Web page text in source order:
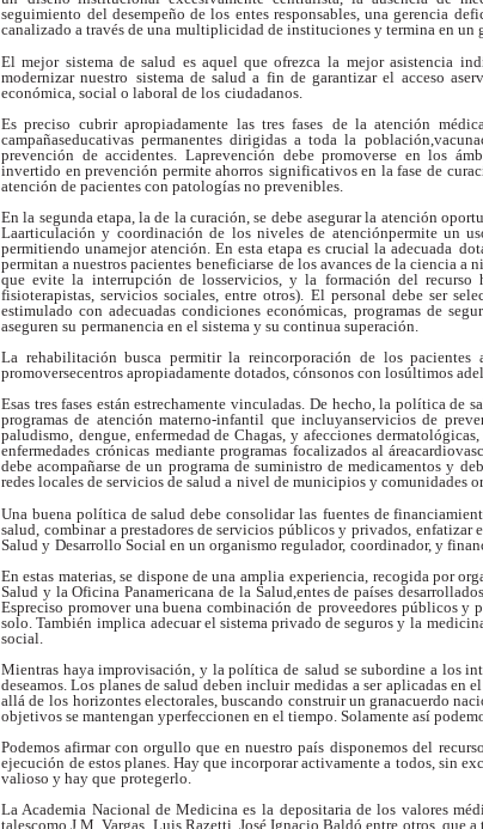
seguimiento del desempeño de los entes responsables, una gerencia
canalizado a través de una multiplicidad de instituciones y termina en un
El mejor sistema de salud es aquel que ofrezca la mejor asistencia
modernizar nuestro sistema de salud a fin de garantizar el acceso
económica, social o laboral de los ciudadanos.
Es preciso cubrir apropiadamente las tres fases de la atención
campañaseducativas permanentes dirigidas a toda la
prevención de accidentes. Laprevención debe promoverse en los
invertido en prevención permite ahorros significativos en la fase de
atención de pacientes con patologías no prevenibles.
En la segunda etapa, la de la curación, se debe asegurar la atención
Laarticulación y coordinación de los niveles de atenciónpermite un
permitiendo unamejor atención. En esta etapa es crucial la adecuada
permitan a nuestros pacientes beneficiarse de los avances de la ciencia a
que evite la interrupción de losservicios, y la formación del recurso
fisioterapistas, servicios sociales, entre otros). El personal debe ser
estimulado con adecuadas condiciones económicas, programas de
aseguren su permanencia en el sistema y su continua superación.
La rehabilitación busca permitir la reincorporación de los
promoversecentros apropiadamente dotados, cónsonos con losúltimos
Esas tres fases están estrechamente vinculadas. De hecho, la política de
programas de atención materno-infantil que incluyanservicios de
paludismo, dengue, enfermedad de Chagas, y afecciones
enfermedades crónicas mediante programas focalizados al
debe acompañarse de un programa de suministro de medicamentos y
redes locales de servicios de salud a nivel de municipios y comunidades
Una buena política de salud debe consolidar las fuentes de
salud, combinar a prestadores de servicios públicos y privados, enfatizar
Salud y Desarrollo Social en un organismo regulador, coordinador, y
En estas materias, se dispone de una amplia experiencia, recogida por
Salud y la Oficina Panamericana de la Salud,entes de países
Espreciso promover una buena combinación de proveedores públicos y
solo. También implica adecuar el sistema privado de seguros y la
social.
Mientras haya improvisación, y la política de salud se subordine a los
deseamos. Los planes de salud deben incluir medidas a ser aplicadas en
allá de los horizontes electorales, buscando construir un granacuerdo
objetivos se mantengan yperfeccionen en el tiempo. Solamente así
Podemos afirmar con orgullo que en nuestro país disponemos del
ejecución de estos planes. Hay que incorporar activamente a todos, sin
valioso y hay que protegerlo.
La Academia Nacional de Medicina es la depositaria de los valores
talescomo J.M. Vargas, Luis Razetti, José Ignacio Baldó,entre otros, que